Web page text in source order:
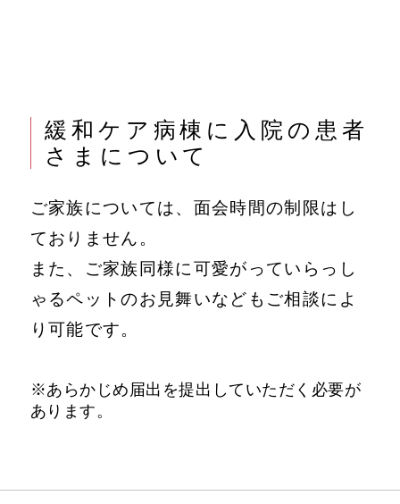
緩和ケア病棟に入院の患者
さまについて
ご家族については、面会時間の制限はし
ておりません。
また、ご家族同様に可愛がっていらっし
ゃるペットのお見舞いなどもご相談によ
り可能です。
※あらかじめ届出を提出していただく必要が
あります。